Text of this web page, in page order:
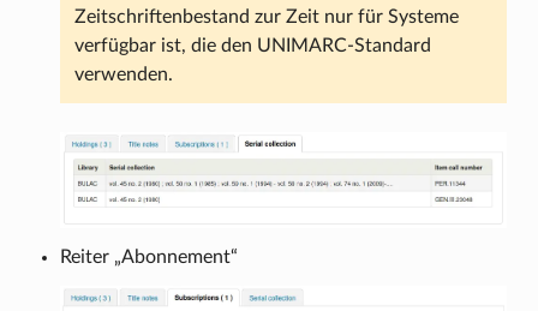
Zeitschriftenbestand zur Zeit nur für Systeme
verfügbar ist, die den UNIMARC-Standard
verwenden.
Reiter „Abonnement“